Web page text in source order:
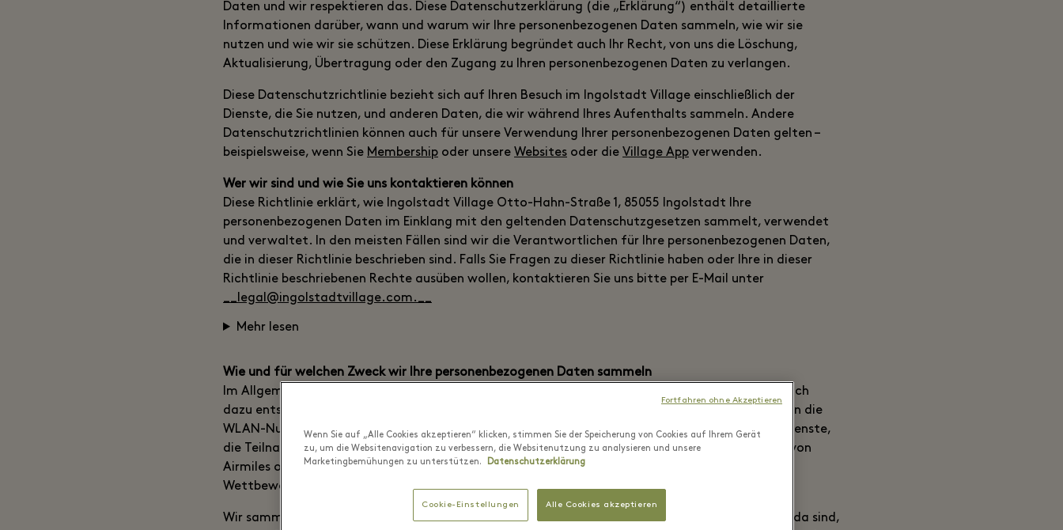
Daten und wir respektieren das. Diese Datenschutzerklärung (die „Erklärung“) enthält detaillierte
Informationen darüber, wann und warum wir Ihre personenbezogenen Daten sammeln, wie wir sie
nutzen und wie wir sie schützen. Diese Erklärung begründet auch Ihr Recht, von uns die Löschung,
Aktualisierung, Übertragung oder den Zugang zu Ihren personenbezogenen Daten zu verlangen.
Diese Datenschutzrichtlinie bezieht sich auf Ihren Besuch im Ingolstadt Village einschließlich der
Dienste, die Sie nutzen, und anderen Daten, die wir während Ihres Aufenthalts sammeln. Andere
Datenschutzrichtlinien können auch für unsere Verwendung Ihrer personenbezogenen Daten gelten –
beispielsweise, wenn Sie Membership oder unsere Websites oder die Village App verwenden.
Wer wir sind und wie Sie uns kontaktieren können
Diese Richtlinie erklärt, wie Ingolstadt Village Otto-Hahn-Straße 1, 85055 Ingolstadt Ihre
personenbezogenen Daten im Einklang mit den geltenden Datenschutzgesetzen sammelt, verwendet
und verwaltet. In den meisten Fällen sind wir die Verantwortlichen für Ihre personenbezogenen Daten,
die in dieser Richtlinie beschrieben sind. Falls Sie Fragen zu dieser Richtlinie haben oder Ihre in dieser
Richtlinie beschriebenen Rechte ausüben wollen, kontaktieren Sie uns bitte per E-Mail unter
__legal@ingolstadtvillage.com.__
Mehr lesen
Wie und für welchen Zweck wir Ihre personenbezogenen Daten sammeln
Im Allgemeinen sammeln wir von Ihnen als Gast im Ingolstadt Village Informationen, wenn Sie sich
dazu entscheiden, die von uns angebotenen Dienste und Einrichtungen zu nutzen. Darunter fallen die
WLAN-Nutzung im Village, das Ausleihen von Ausrüstung, unser Personal Shopper oder andere Dienste,
die Teilnahme an Fotoshootings oder Dreharbeiten, der Kauf von Geschenkkarten, das Einlösen von
Airmiles oder anderen Punkten aus Treueprogrammen, die Teilnahme an Verlosungen und
Wettbewerben oder ein Engagement in unseren Community Teams.
Wir sammeln auch Ihre personenbezogenen Daten durch Überwachungstechnologien, die dafür da sind,
Wenn Sie auf „Alle Cookies akzeptieren“ klicken, stimmen Sie der Speicherung von Cookies auf Ihrem Gerät
zu, um die Websitenavigation zu verbessern, die Websitenutzung zu analysieren und unsere
Marketingbemühungen zu unterstützen.
Datenschutzerklärung
Cookie-Einstellungen Alle Cookies akzeptieren
Fortfahren ohne Akzeptieren